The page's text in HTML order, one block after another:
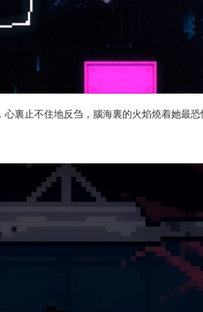
裏止不住地反刍，腦海裏的火焰燒着她最